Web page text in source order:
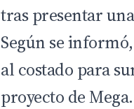
tras presentar
Según se
al costado para
proyecto de Mega.